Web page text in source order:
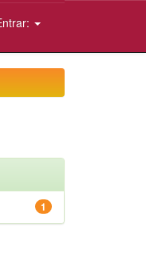
1